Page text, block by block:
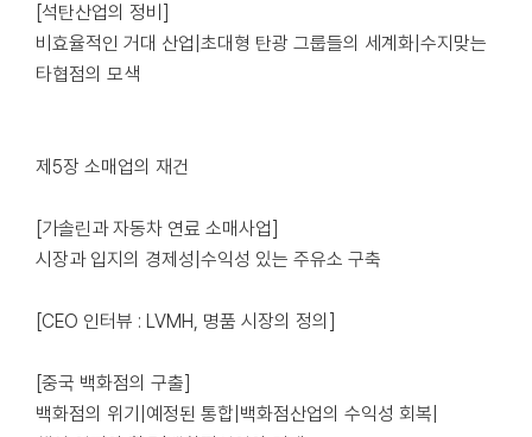
[석탄산업의 정비]
비효율적인 거대 산업|초대형 탄광 그룹들의 세계화|수지맞는
타협점의 모색
제5장 소매업의 재건
[가솔린과 자동차 연료 소매사업]
시장과 입지의 경제성|수익성 있는 주유소 구축
[CEO 인터뷰 : LVMH, 명품 시장의 정의]
[중국 백화점의 구출]
백화점의 위기|예정된 통합|백화점산업의 수익성 회복|